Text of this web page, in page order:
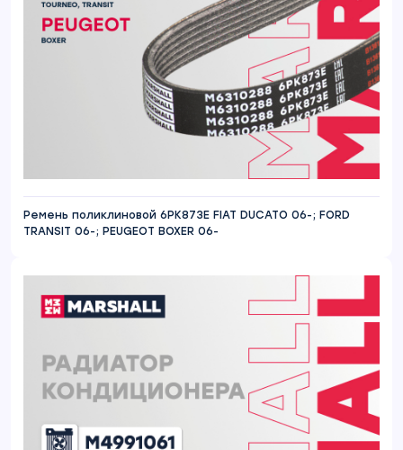
Ремень поликлиновой 6PK873E FIAT DUCATO 06-; FORD
TRANSIT 06-; PEUGEOT BOXER 06-